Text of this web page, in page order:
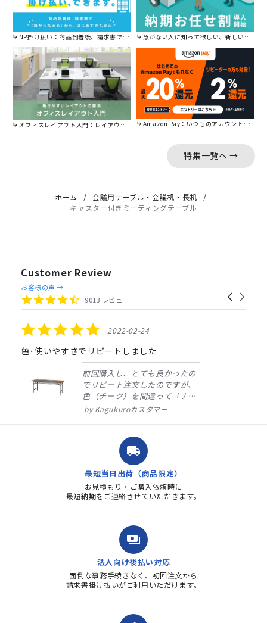
NP掛け払い：商品到着後、請求書で後から払えます。 急がない人に知って欲しい、新しい割引を始めました。
オフィスレイアウト入門：レイアウトの基本をご紹介。 Amazon Pay：いつものアカウントで簡単に決済可能。
特集一覧へ →
ホーム
会議用テーブル・会議机・長机
キャスター付きミーティングテーブル
Customer Review
Reviews
carousel
Carousel
4.4
star
9013 レビュー
お客様の声 →
5.0
star
rating
2022-02-24
色･使いやすさでリピートしました
前回購入し、とても良かったの
でリピート注文したのですが、
色（チーク）を間違って「ナチ
ュラル」としてしまいました。
ました。商品到着も早く、品
質・使いやすさで満足していま
す。また、リピートするときは
よろしくお...
Kagukuroカスタマー
local_shipping
最短当日出荷（商品限定）
お見積もり・ご購入依頼時に
最短納期をご連絡させていただきます。
payments
法人向け後払い対応
面倒な事務手続きなく、初回注文から
請求書掛け払いがご利用いただけます。